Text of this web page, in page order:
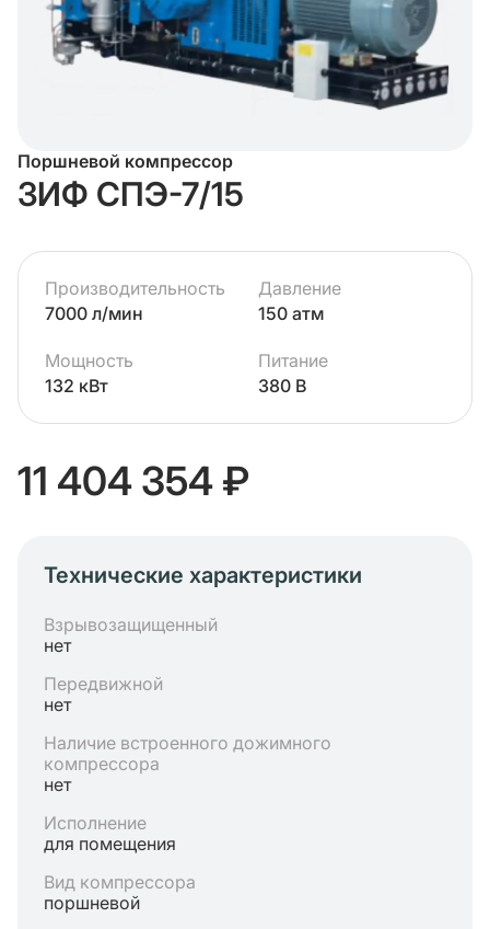
Поршневой компрессор
ЗИФ СПЭ-7/15
Производительность
7000 л/мин
Давление
150 атм
Мощность
132 кВт
Питание
380 В
11 404 354 ₽
Технические характеристики
Взрывозащищенный
нет
Передвижной
нет
Наличие встроенного дожимного
компрессора
нет
Исполнение
для помещения
Вид компрессора
поршневой